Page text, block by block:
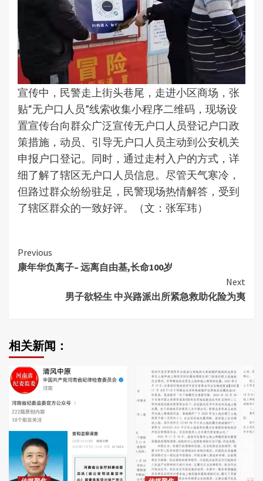
宣传中，民警走上街头巷尾，走进小区商场，张
贴“无户口人员”线索收集小程序二维码，现场设
置宣传台向群众广泛宣传无户口人员登记户口政
策措施，动员、引导无户口人员主动到公安机关
申报户口登记。同时，通过走村入户的方式，详
细了解了辖区无户口人员信息。尽管天气寒冷，
但路过群众纷纷驻足，民警现场热情解答，受到
了辖区群众的一致好评。（文：张军玮）
Continue
Reading
Previous
康年华负离子– 远离自由基,长命100岁
Next
男子欲轻生 中兴路派出所紧急救助化险为夷
相关新闻：